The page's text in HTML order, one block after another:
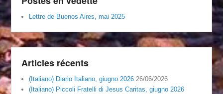
Lettre de Buenos Aires, mai 2025
Articles récents
(Italiano) Diario Italiano, giugno 2026 26/06/2026
(Italiano) Piccoli Fratelli di Jesus Caritas, giugno 2026